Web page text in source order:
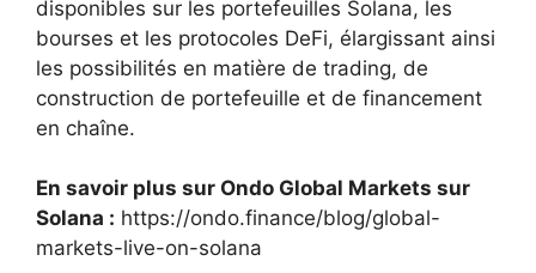
disponibles sur les portefeuilles Solana, les
bourses et les protocoles DeFi, élargissant ainsi
les possibilités en matière de trading, de
construction de portefeuille et de financement
en chaîne.
En savoir plus sur Ondo Global Markets sur
Solana : https://ondo.finance/blog/global-
markets-live-on-solana